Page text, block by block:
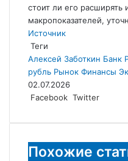
стоит ли его расширять
макропоказателей,
Источник
Теги
Алексей Заботкин Банк
рубль Рынок Финансы
02.07.2026
Facebook Twitter
Похожие